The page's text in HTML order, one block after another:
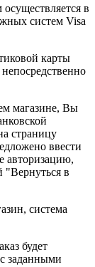
в
систем Visa
карты
магазине, Вы
страницу
ввести
авторизацию,
"Вернуться в
система
будет
заданными